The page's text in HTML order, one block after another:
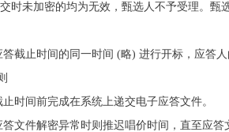
时未加密的均为无效，甄选人不予受理。
答截止时间的同一时间 (略) 进行开标，应答
时间前完成在系统上递交电子应答文件。
文件解密异常时则推迟唱价时间，直至应